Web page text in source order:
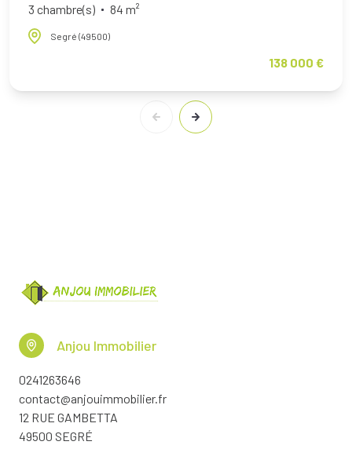
3 chambre(s)
84 m²
Segré (49500)
138 000 €
Anjou Immobilier
0241263646
contact@anjouimmobilier.fr
12 RUE GAMBETTA
49500 SEGRÉ